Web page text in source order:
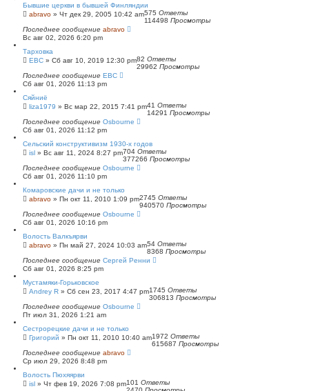
Бывшие церкви в бывшей Финляндии
abravo » Чт дек 29, 2005 10:42 am575 Ответы
114498 Просмотры
Последнее сообщение abravo
Вс авг 02, 2026 6:20 pm
Тарховка
ЕВС » Сб авг 10, 2019 12:30 pm82 Ответы
29962 Просмотры
Последнее сообщение ЕВС
Сб авг 01, 2026 11:13 pm
Сяйниё
liza1979 » Вс мар 22, 2015 7:41 pm41 Ответы
14291 Просмотры
Последнее сообщение Osbourne
Сб авг 01, 2026 11:12 pm
Сельский конструктивизм 1930-х годов
isl » Вс авг 11, 2024 8:27 pm704 Ответы
377266 Просмотры
Последнее сообщение Osbourne
Сб авг 01, 2026 11:10 pm
Комаровские дачи и не только
abravo » Пн окт 11, 2010 1:09 pm2745 Ответы
940570 Просмотры
Последнее сообщение Osbourne
Сб авг 01, 2026 10:16 pm
Волость Валкъярви
abravo » Пн май 27, 2024 10:03 am54 Ответы
8368 Просмотры
Последнее сообщение Сергей Ренни
Сб авг 01, 2026 8:25 pm
Мустамяки-Горьковское
Andrey R » Сб сен 23, 2017 4:47 pm1745 Ответы
306813 Просмотры
Последнее сообщение Osbourne
Пт июл 31, 2026 1:21 am
Сестрорецкие дачи и не только
Григорий » Пн окт 11, 2010 10:40 am1972 Ответы
615687 Просмотры
Последнее сообщение abravo
Ср июл 29, 2026 8:48 pm
Волость Пюхяярви
isl » Чт фев 19, 2026 7:08 pm101 Ответы